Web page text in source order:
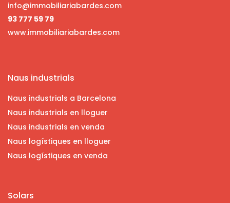
info@immobiliariabardes.com
93 777 59 79
www.immobiliariabardes.com
Naus industrials
Naus industrials a Barcelona
Naus industrials en lloguer
Naus industrials en venda
Naus logístiques en lloguer
Naus logístiques en venda
Solars